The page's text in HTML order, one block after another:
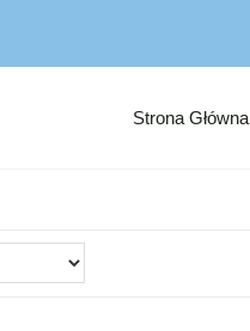
Strona Główna